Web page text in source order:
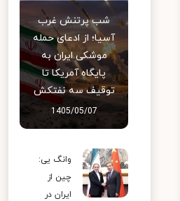
شب پرتنش غرب
آسیا؛ از ادعای حمله
موشکی ایران به
پایگاه آمریکا تا
توقیف سه نفتکش
1405/05/07
وانگ یی:
چین از
ایران در